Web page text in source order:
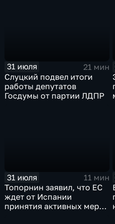
31 июля
21 мин
Слуцкий подвел итоги
работы депутатов
Госдумы от партии ЛДПР
31 июля
11 мин
Топорнин заявил, что ЕС
ждет от Испании
принятия активных мер